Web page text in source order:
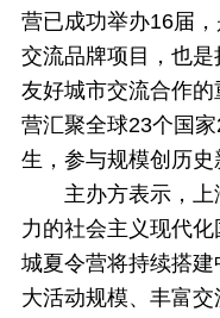
营已成功举办16届
交流品牌项目，也
友好城市交流合作
营汇聚全球23个国
生，参与规模创历史
主办方表示，
力的社会主义现代化
城夏令营将持续搭
大活动规模、丰富